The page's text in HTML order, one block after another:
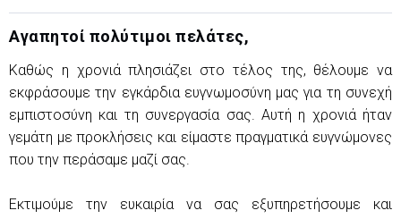
Αγαπητοί πολύτιμοι πελάτες,
Καθώς η χρονιά πλησιάζει στο τέλος της, θέλουμε να
εκφράσουμε την εγκάρδια ευγνωμοσύνη μας για τη συνεχή
εμπιστοσύνη και τη συνεργασία σας. Αυτή η χρονιά ήταν
γεμάτη με προκλήσεις και είμαστε πραγματικά ευγνώμονες
που την περάσαμε μαζί σας.
Εκτιμούμε την ευκαιρία να σας εξυπηρετήσουμε και